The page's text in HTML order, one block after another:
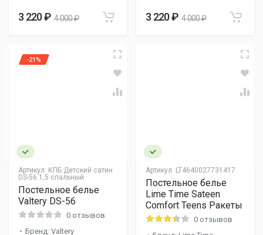
3 220 ₽ 4 000 ₽ 3 220 ₽ 4 000 ₽
Артикул: КПБ Детский сатин
DS-56 1,5 спальный
-21%
Постельное белье
Valtery DS-56
0 отзывов
Бренд: Valtery
Артикул: LT4640027731417
Постельное белье
Lime Time Sateen
Comfort Teens Ракеты
0 отзывов